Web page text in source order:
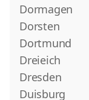
Dormagen
Dorsten
Dortmund
Dreieich
Dresden
Duisburg